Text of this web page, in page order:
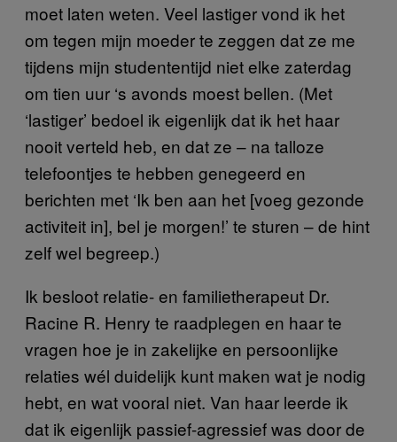
moet laten weten. Veel lastiger vond ik het
om tegen mijn moeder te zeggen dat ze me
tijdens mijn studententijd niet elke zaterdag
om tien uur ‘s avonds moest bellen. (Met
‘lastiger’ bedoel ik eigenlijk dat ik het haar
nooit verteld heb, en dat ze – na talloze
telefoontjes te hebben genegeerd en
berichten met ‘Ik ben aan het [voeg gezonde
activiteit in], bel je morgen!’ te sturen – de hint
zelf wel begreep.)
Ik besloot relatie- en familietherapeut Dr.
Racine R. Henry te raadplegen en haar te
vragen hoe je in zakelijke en persoonlijke
relaties wél duidelijk kunt maken wat je nodig
hebt, en wat vooral niet. Van haar leerde ik
dat ik eigenlijk passief-agressief was door de